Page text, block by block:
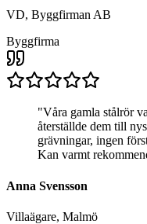
VD, Byggfirman AB
Byggfirma
"Våra gamla stålrör
återställde dem till
grävningar, ingen
Kan varmt
Anna Svensson
Villaägare, Malmö